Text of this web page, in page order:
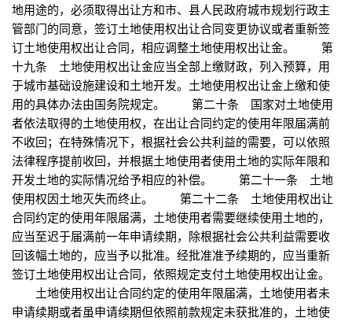
地用途的，必须取得出让方和市、县人民政府城市规划行政主
管部门的同意，签订土地使用权出让合同变更协议或者重新签
订土地使用权出让合同，相应调整土地使用权出让金。 第
十九条 土地使用权出让金应当全部上缴财政，列入预算，用
于城市基础设施建设和土地开发。土地使用权出让金上缴和使
用的具体办法由国务院规定。 第二十条 国家对土地使用
者依法取得的土地使用权，在出让合同约定的使用年限届满前
不收回；在特殊情况下，根据社会公共利益的需要，可以依照
法律程序提前收回，并根据土地使用者使用土地的实际年限和
开发土地的实际情况给予相应的补偿。 第二十一条 土地
使用权因土地灭失而终止。 第二十二条 土地使用权出让
合同约定的使用年限届满，土地使用者需要继续使用土地的，
应当至迟于届满前一年申请续期，除根据社会公共利益需要收
回该幅土地的，应当予以批准。经批准准予续期的，应当重新
签订土地使用权出让合同，依照规定支付土地使用权出让金。
土地使用权出让合同约定的使用年限届满，土地使用者未
申请续期或者虽申请续期但依照前款规定未获批准的，土地使